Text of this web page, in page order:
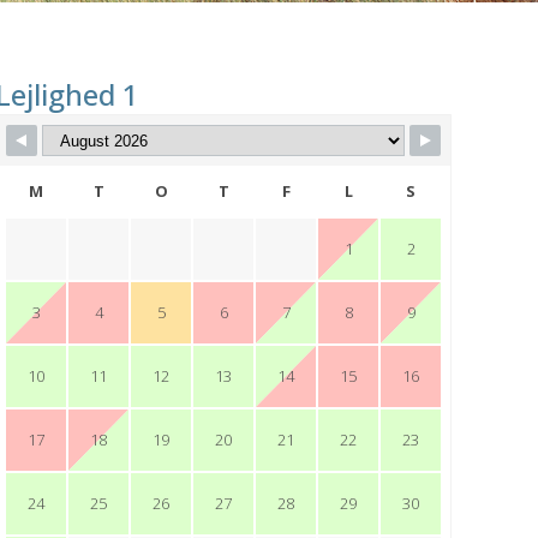
1
M T O T F L S
1 2
3 4 5 6 7 8 9
10 11 12 13 14 15 16
17 18 19 20 21 22 23
24 25 26 27 28 29 30